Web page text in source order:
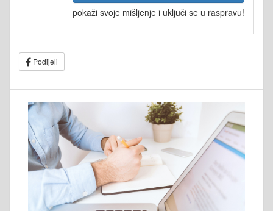
pokaži svoje mišljenje i uključi se u raspravu!
Podijeli